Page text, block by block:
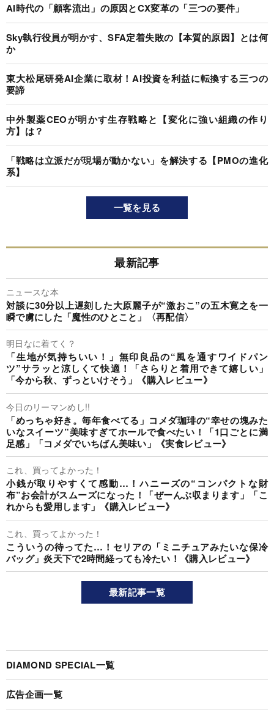
AI時代の「顧客流出」の原因とCX変革の「三つの要件」
Sky執行役員が明かす、SFA定着失敗の【本質的原因】とは何
か
東大松尾研発AI企業に取材！AI投資を利益に転換する三つの
要諦
中外製薬CEOが明かす生存戦略と【変化に強い組織の作り
方】は？
「戦略は立派だが現場が動かない」を解決する【PMOの進化
系】
一覧を見る
最新記事
ニュースな本
対談に30分以上遅刻した大原麗子が“激おこ”の五木寛之を一
瞬で虜にした「魔性のひとこと」〈再配信〉
明日なに着てく？
「生地が気持ちいい！」無印良品の“風を通すワイドパン
ツ”サラッと涼しくて快適！「さらりと着用できて嬉しい」
「今から秋、ずっといけそう」《購入レビュー》
今日のリーマンめし!!
「めっちゃ好き。毎年食べてる」コメダ珈琲の“幸せの塊みた
いなスイーツ”美味すぎてホールで食べたい！「1口ごとに満
足感」「コメダでいちばん美味い」《実食レビュー》
これ、買ってよかった！
小銭が取りやすくて感動…！ハニーズの“コンパクトな財
布”お会計がスムーズになった！「ぜーんぶ収まります」「こ
れからも愛用します」《購入レビュー》
これ、買ってよかった！
こういうの待ってた…！セリアの「ミニチュアみたいな保冷
バッグ」炎天下で2時間経っても冷たい！《購入レビュー》
最新記事一覧
DIAMOND SPECIAL一覧
広告企画一覧